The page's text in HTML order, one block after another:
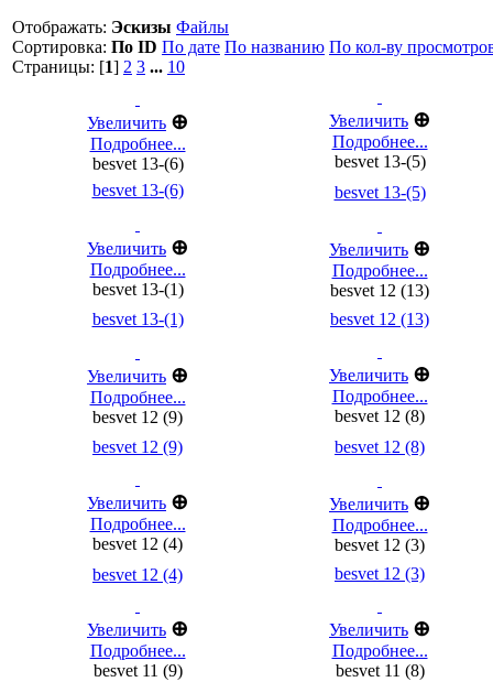
Отображать: Эскизы Файлы
Сортировка: По ID По дате По названию По кол-ву
Страницы: [1] 2 3 ... 10
Увеличить ⊕
Подробнее...
besvet 13-(6)
besvet 13-(6)
Увеличить ⊕
Подробнее...
besvet 13-(5)
besvet 13-(5)
Увеличить ⊕
Подробнее...
besvet 13-(1)
besvet 13-(1)
Увеличить ⊕
Подробнее...
besvet 12 (13)
besvet 12 (13)
Увеличить ⊕
Подробнее...
besvet 12 (9)
besvet 12 (9)
Увеличить ⊕
Подробнее...
besvet 12 (8)
besvet 12 (8)
Увеличить ⊕
Подробнее...
besvet 12 (4)
besvet 12 (4)
Увеличить ⊕
Подробнее...
besvet 12 (3)
besvet 12 (3)
Увеличить ⊕
Подробнее...
besvet 11 (9)
Увеличить ⊕
Подробнее...
besvet 11 (8)